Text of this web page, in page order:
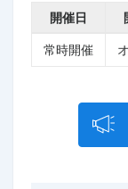
開催日
常時開催